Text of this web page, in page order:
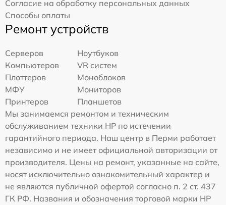
Согласие на обработку персональных данных
Способы оплаты
Ремонт устройств
Серверов
Ноутбуков
Компьютеров
VR систем
Плоттеров
Моноблоков
МФУ
Мониторов
Принтеров
Планшетов
Мы занимаемся ремонтом и техническим
обслуживанием техники HP по истечении
гарантийного периода. Наш центр в Перми работает
независимо и не имеет официальной авторизации от
производителя. Цены на ремонт, указанные на сайте,
носят исключительно ознакомительный характер и
не являются публичной офертой согласно п. 2 ст. 437
ГК РФ. Названия и обозначения торговой марки HP